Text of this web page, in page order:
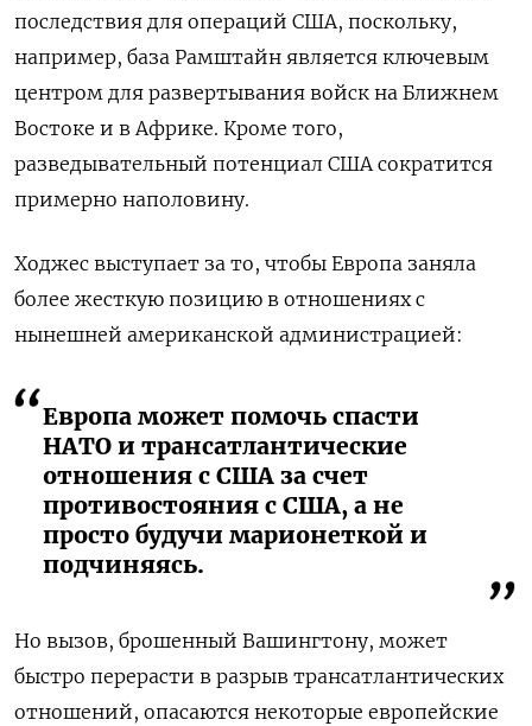
последствия для операций США, поскольку,
например, база Рамштайн является ключевым
центром для развертывания войск на Ближнем
Востоке и в Африке. Кроме того,
разведывательный потенциал США сократится
примерно наполовину.
Ходжес выступает за то, чтобы Европа заняла
более жесткую позицию в отношениях с
нынешней американской администрацией:
Европа может помочь спасти
НАТО и трансатлантические
отношения с США за счет
противостояния с США, а не
просто будучи марионеткой и
подчиняясь.
Но вызов, брошенный Вашингтону, может
быстро перерасти в разрыв трансатлантических
отношений, опасаются некоторые европейские